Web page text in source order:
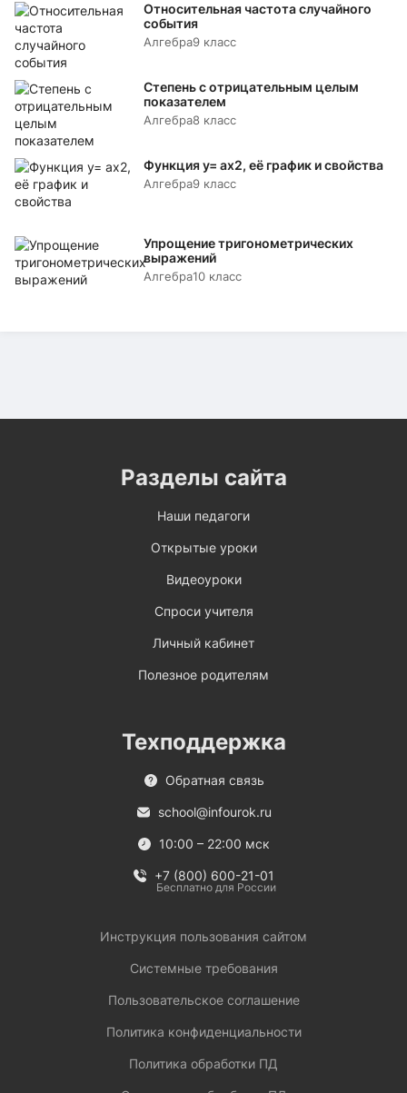
Относительная частота случайного
события
Алгебра9 класс
Степень с отрицательным целым
показателем
Алгебра8 класс
Функция y= аx2, её график и свойства
Алгебра9 класс
Упрощение тригонометрических
выражений
Алгебра10 класс
Разделы сайта
Наши педагоги
Открытые уроки
Видеоуроки
Спроси учителя
Личный кабинет
Полезное родителям
Техподдержка
Обратная связь
school@infourok.ru
10:00 – 22:00 мск
+7 (800) 600-21-01
Бесплатно для России
Инструкция пользования сайтом
Системные требования
Пользовательское соглашение
Политика конфиденциальности
Политика обработки ПД